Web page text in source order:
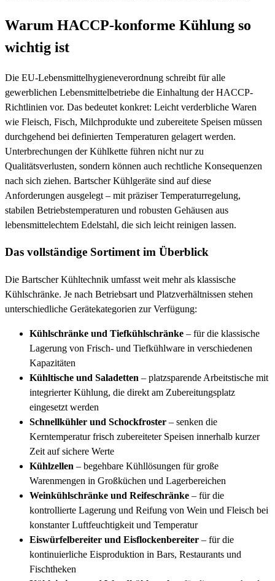
Warum HACCP-konforme Kühlung so
wichtig ist
Die EU-Lebensmittelhygieneverordnung schreibt für alle
gewerblichen Lebensmittelbetriebe die Einhaltung der HACCP-
Richtlinien vor. Das bedeutet konkret: Leicht verderbliche Waren
wie Fleisch, Fisch, Milchprodukte und zubereitete Speisen müssen
durchgehend bei definierten Temperaturen gelagert werden.
Unterbrechungen der Kühlkette führen nicht nur zu
Qualitätsverlusten, sondern können auch rechtliche Konsequenzen
nach sich ziehen. Bartscher Kühlgeräte sind auf diese
Anforderungen ausgelegt – mit präziser Temperaturregelung,
stabilen Betriebstemperaturen und robusten Gehäusen aus
lebensmittelechtem Edelstahl, die sich leicht reinigen lassen.
Das vollständige Sortiment im Überblick
Die Bartscher Kühltechnik umfasst weit mehr als klassische
Kühlschränke. Je nach Betriebsart und Platzverhältnissen stehen
unterschiedliche Gerätekategorien zur Verfügung:
Kühlschränke und Tiefkühlschränke – für die klassische
Lagerung von Frisch- und Tiefkühlware in verschiedenen
Kapazitäten
Kühltische und Saladetten – platzsparende Arbeitstische mit
integrierter Kühlung, die direkt am Zubereitungsplatz
eingesetzt werden
Schnellkühler und Schockfroster – senken die
Kerntemperatur frisch zubereiteter Speisen innerhalb kurzer
Zeit auf sichere Werte
Kühlzellen – begehbare Kühllösungen für große
Warenmengen in Großküchen und Lagerbereichen
Weinkühlschränke und Reifeschränke – für die
kontrollierte Lagerung und Reifung von Wein und Fleisch bei
konstanter Luftfeuchtigkeit und Temperatur
Eiswürfelbereiter und Eisflockenbereiter – für die
kontinuierliche Eisproduktion in Bars, Restaurants und
Fischtheken